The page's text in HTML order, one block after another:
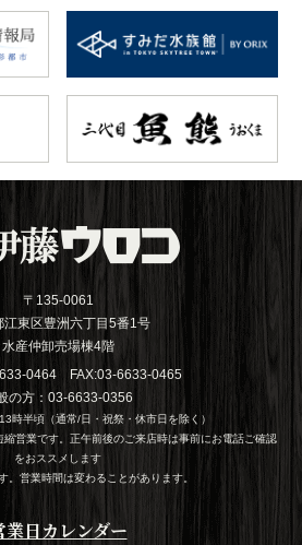
〒135-0061
江東区豊洲六丁目5番1号
水産仲卸売場棟4階
0464 FAX:03-6633-0465
の方：03-6633-0356
時半頃（通常/日・祝祭・休市日を除く）
営業です。正午前後のご来店時は事前にお電話ご確認
をおススメします
。営業時間は変わることがあります。
業日カレンダー